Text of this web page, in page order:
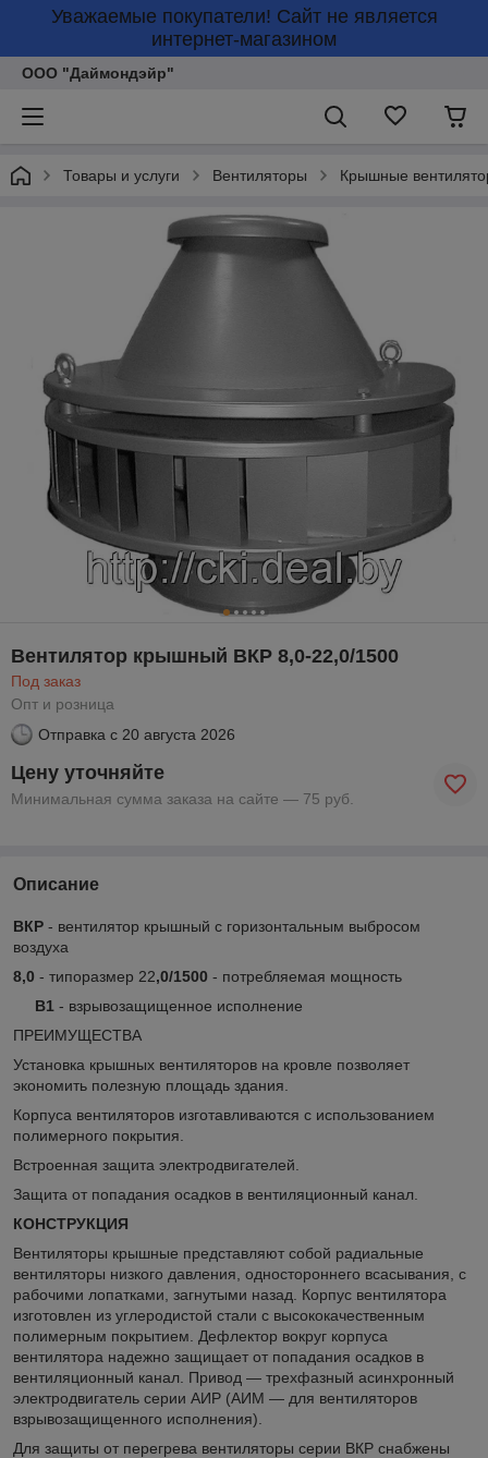
Уважаемые покупатели! Сайт не является
интернет-магазином
ООО "Даймондэйр"
Товары и услуги Вентиляторы Крышные
Вентилятор крышный ВКР 8,0-22,0/1500
Под заказ
Опт и розница
Отправка с 20 августа 2026
Цену уточняйте
Минимальная сумма заказа на сайте — 75 руб.
Описание
ВКР - вентилятор крышный с горизонтальным выбросом
воздуха
8,0 - типоразмер 22,0/1500 - потребляемая мощность
В1 - взрывозащищенное исполнение
ПРЕИМУЩЕСТВА
Установка крышных вентиляторов на кровле позволяет
экономить полезную площадь здания.
Корпуса вентиляторов изготавливаются с использованием
полимерного покрытия.
Встроенная защита электродвигателей.
Защита от попадания осадков в вентиляционный канал.
КОНСТРУКЦИЯ
Вентиляторы крышные представляют собой радиальные
вентиляторы низкого давления, одностороннего всасывания, с
рабочими лопатками, загнутыми назад. Корпус вентилятора
изготовлен из углеродистой стали с высококачественным
полимерным покрытием. Дефлектор вокруг корпуса
вентилятора надежно защищает от попадания осадков в
вентиляционный канал. Привод — трехфазный асинхронный
электродвигатель серии АИР (АИМ — для вентиляторов
взрывозащищенного исполнения).
Для защиты от перегрева вентиляторы серии ВКР снабжены